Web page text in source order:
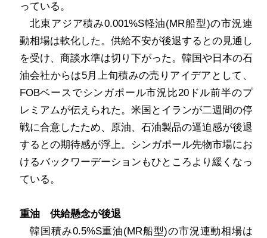
っている。
北東アジア積み0.001%S軽油(MR船型)の市況連
動相場は軟化した。供給不安が後退するとの見通し
を受け、商談水準は切り下がった。韓国や日本の石
油会社からは5月上旬積みの売りアイデアとして、
FOBベースでシンガポール市況比20ドル前半のプ
レミアムが伝えられた。米国とイランが二週間の停
戦に合意したため、原油、石油製品の逼迫感が後退
するとの期待感が浮上。シンガポール先物市場にお
けるバックワーデーションもひところより緩くなっ
ている。
重油 供給懸念が後退
韓国積み0.5%S重油(MR船型)の市況連動相場は